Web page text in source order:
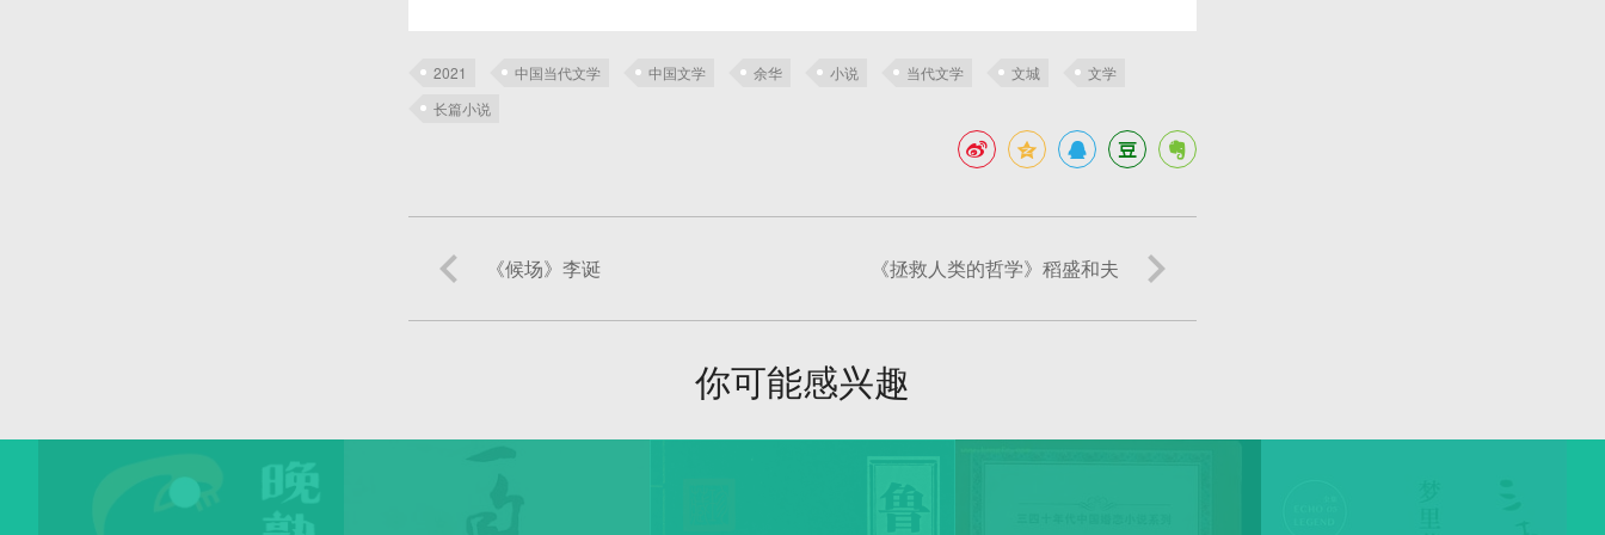
2021 中国当代文学 中国文学 余华 小说 当代文学 文城
文学
长篇小说
《候场》李诞 《拯救人类的哲学》稻盛和夫
你可能感兴趣